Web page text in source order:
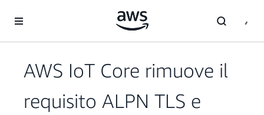
AWS IoT Core rimuove il
requisito ALPN TLS e